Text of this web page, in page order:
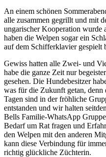
An einem schönen
alle zusammen gegrillt und mit
ungarischer Kooperation wurde
haben die Welpen sogar ein
auf dem Schifferklavier gespielt
Gewiss hatten alle Zwei- und
habe die ganze Zeit nur
gesehen. Die Hundebesitzer
was für die Zukunft getan, denn
Tagen sind in der fröhliche
entstanden und wir halten
Bells Familie-WhatsApp
Bedarf um Rat fragen und
den Welpen mit den anderen
kann diese Verbindung für
richtig glückliche Züchterin.